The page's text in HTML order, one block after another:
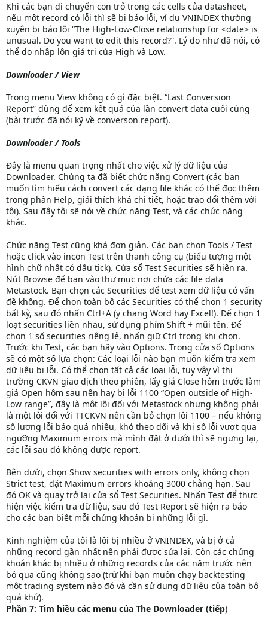
Khi các bạn di chuyển con trỏ trong các cells của datasheet,
nếu một record có lỗi thì sẽ bị báo lỗi, ví dụ VNINDEX thường
xuyên bị báo lỗi “The High-Low-Close relationship for <date> is
unusual. Do you want to edit this record?”. Lý do như đã nói, có
thể do nhập lộn giá trị của High và Low.
Downloader / View
Trong menu View không có gì đặc biệt. “Last Conversion
Report” dùng để xem kết quả của lần convert data cuối cùng
(bài trước đã nói kỹ về converson report).
Downloader / Tools
Đây là menu quan trọng nhất cho việc xử lý dữ liệu của
Downloader. Chúng ta đã biết chức năng Convert (các bạn
muốn tìm hiểu cách convert các dạng file khác có thể đọc thêm
trong phần Help, giải thích khá chi tiết, hoặc trao đổi thêm với
tôi). Sau đây tôi sẽ nói về chức năng Test, và các chức năng
khác.
Chức năng Test cũng khá đơn giản. Các bạn chọn Tools / Test
hoặc click vào incon Test trên thanh công cụ (biểu tượng một
hình chữ nhật có dấu tick). Cửa sổ Test Securities sẽ hiện ra.
Nút Browse để bạn vào thư mục nơi chứa các file data
Metastock. Bạn chọn các Securities để test xem dữ liệu có vấn
đề không. Để chọn toàn bộ các Securities có thể chọn 1 security
bất kỳ, sau đó nhấn Ctrl+A (y chang Word hay Excel!). Để chọn 1
loạt securities liền nhau, sử dụng phím Shift + mũi tên. Để
chọn 1 số securities riêng lẻ, nhấn giữ Ctrl trong khi chọn.
Trước khi Test, các bạn hãy vào Options. Trong cửa sổ Options
sẽ có một số lựa chọn: Các loại lỗi nào bạn muốn kiểm tra xem
dữ liệu bị lỗi. Có thể chọn tất cả các loại lỗi, tuy vậy vì thị
trường CKVN giao dịch theo phiên, lấy giá Close hôm trước làm
giá Open hôm sau nên hay bị lỗi 1100 “Open outside of High-
Low range”, đây là một lỗi đối với Metastock nhưng không phải
là một lỗi đối với TTCKVN nên cần bỏ chọn lỗi 1100 – nếu không
số lượng lỗi báo quá nhiều, khó theo dõi và khi số lỗi vượt qua
ngưỡng Maximum errors mà mình đặt ở dưới thì sẽ ngưng lại,
các lỗi sau đó không được report.
Bên dưới, chọn Show securities with errors only, không chọn
Strict test, đặt Maximum errors khoảng 3000 chẳng hạn. Sau
đó OK và quay trở lại cửa sổ Test Securities. Nhấn Test để thực
hiện việc kiểm tra dữ liệu, sau đó Test Report sẽ hiện ra báo
cho các bạn biết mỗi chứng khoán bị những lỗi gì.
Kinh nghiệm của tôi là lỗi bị nhiều ở VNINDEX, và bị ở cả
những record gần nhất nên phải được sửa lại. Còn các chứng
khoán khác bị nhiều ở những records của các năm trước nên
bỏ qua cũng không sao (trừ khi bạn muốn chạy backtesting
một trading system nào đó và cần sử dụng dữ liệu của toàn bộ
quá khứ).
Phần 7: Tìm hiều các menu của The Downloader (tiếp)